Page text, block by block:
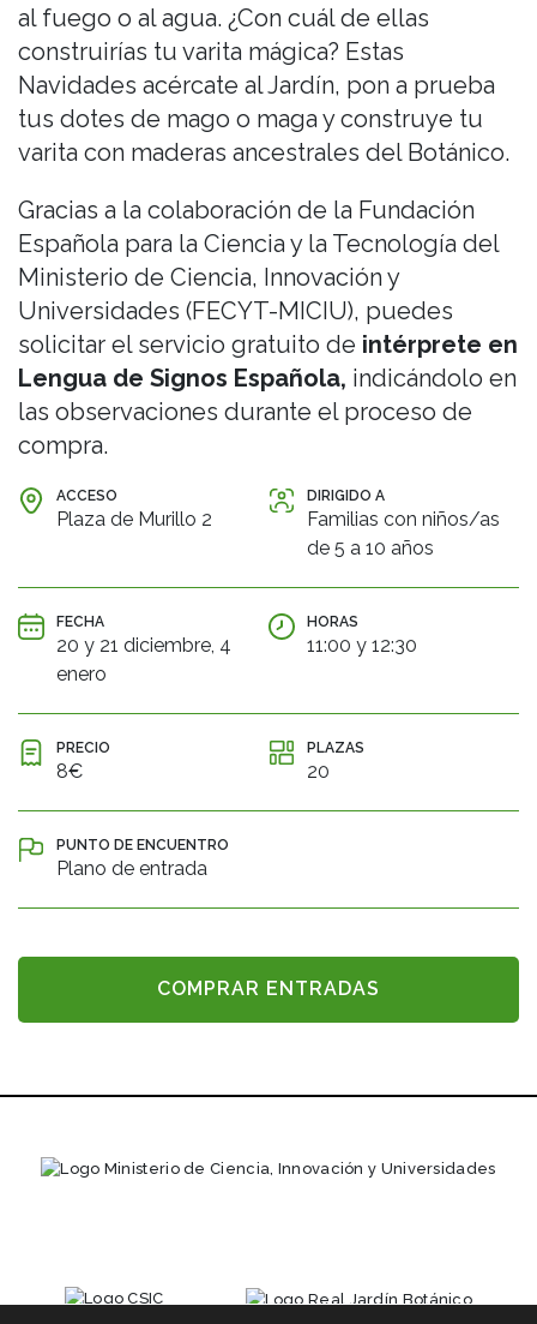
al fuego o al agua. ¿Con cuál de ellas
construirías tu varita mágica? Estas
Navidades acércate al Jardín, pon a prueba
tus dotes de mago o maga y construye tu
varita con maderas ancestrales del Botánico.
Gracias a la colaboración de la Fundación
Española para la Ciencia y la Tecnología del
Ministerio de Ciencia, Innovación y
Universidades (FECYT-MICIU), puedes
solicitar el servicio gratuito de intérprete en
Lengua de Signos Española, indicándolo en
las observaciones durante el proceso de
compra.
ACCESO
Plaza de Murillo 2
DIRIGIDO A
Familias con niños/as
de 5 a 10 años
FECHA
20 y 21 diciembre, 4
enero
HORAS
11:00 y 12:30
PRECIO
8€
PLAZAS
20
PUNTO DE ENCUENTRO
Plano de entrada
COMPRAR ENTRADAS